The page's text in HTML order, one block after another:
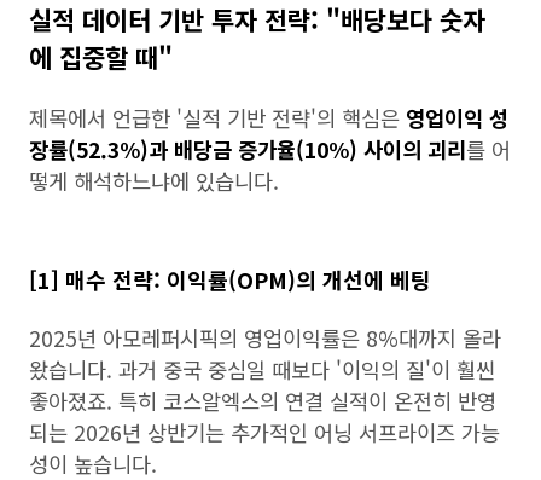
실적 데이터 기반 투자 전략: "배당보다 숫자
에 집중할 때"
제목에서 언급한 '실적 기반 전략'의 핵심은 영업이익 성
장률(52.3%)과 배당금 증가율(10%) 사이의 괴리를 어
떻게 해석하느냐에 있습니다.
[1] 매수 전략: 이익률(OPM)의 개선에 베팅
2025년 아모레퍼시픽의 영업이익률은 8%대까지 올라
왔습니다. 과거 중국 중심일 때보다 '이익의 질'이 훨씬
좋아졌죠. 특히 코스알엑스의 연결 실적이 온전히 반영
되는 2026년 상반기는 추가적인 어닝 서프라이즈 가능
성이 높습니다.